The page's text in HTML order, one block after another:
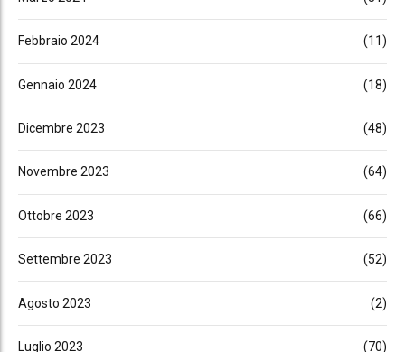
Febbraio 2024 (11)
Gennaio 2024 (18)
Dicembre 2023 (48)
Novembre 2023 (64)
Ottobre 2023 (66)
Settembre 2023 (52)
Agosto 2023 (2)
Luglio 2023 (70)